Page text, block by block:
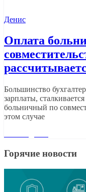
Денис
Оплата
Большинство
зарплаты,
больничный по
этом случае
Горячие новости